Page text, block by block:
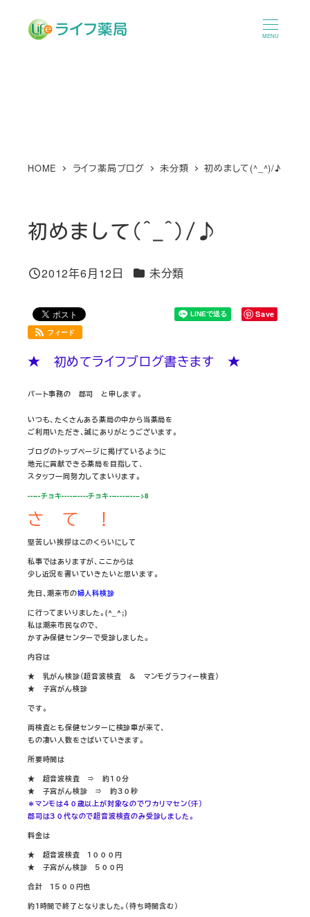
MENU
HOME ライフ薬局ブログ 未分類 初めまして(^_^)/♪
初めまして(^_^)/♪
投稿日
2012年6月12日 カテゴリー
未分類
Save
フィード
★ 初めてライフブログ書きます ★
パート事務の 郡司 と申します。
いつも、たくさんある薬局の中から当薬局を
ご利用いただき、誠にありがとうございます。
ブログのトップページに掲げているように
地元に貢献できる薬局を目指して、
スタッフ一同努力してまいります。
-----チョキ----------チョキ----------–>8
さ て ！
堅苦しい挨拶はこのくらいにして
私事ではありますが、ここからは
少し近況を書いていきたいと思います。
先日、潮来市の婦人科検診
に行ってまいりました。(^_^;)
私は潮来市民なので、
かすみ保健センターで受診しました。
内容は
★ 乳がん検診（超音波検査 ＆ マンモグラフィー検査）
★ 子宮がん検診
です。
両検査とも保健センターに検診車が来て、
もの凄い人数をさばいていきます。
所要時間は
★ 超音波検査 ⇒ 約１０分
★ 子宮がん検診 ⇒ 約３０秒
＊マンモは４０歳以上が対象なのでワカリマセン（汗）
郡司は３０代なので超音波検査のみ受診しました。
料金は
★ 超音波検査 １０００円
★ 子宮がん検診 ５００円
合計 １５００円也
約１時間で終了となりました。（待ち時間含む）